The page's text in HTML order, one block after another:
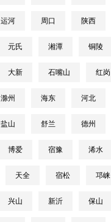
运河 周口 陕西
元氏 湘潭 铜陵
大新 石嘴山 红岗
滁州 海东 河北
盐山 舒兰 德州
博爱 宿豫 浠水
天全 宿松 邛崃
兴山 新沂 保山